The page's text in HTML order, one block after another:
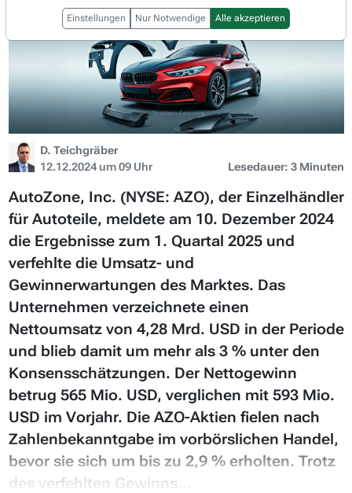
D. Teichgräber
12.12.2024 um 09 Uhr
Lesedauer: 3 Minuten
AutoZone, Inc. (NYSE: AZO), der Einzelhändler
für Autoteile, meldete am 10. Dezember 2024
die Ergebnisse zum 1. Quartal 2025 und
verfehlte die Umsatz- und
Gewinnerwartungen des Marktes. Das
Unternehmen verzeichnete einen
Nettoumsatz von 4,28 Mrd. USD in der Periode
und blieb damit um mehr als 3 % unter den
Konsensschätzungen. Der Nettogewinn
betrug 565 Mio. USD, verglichen mit 593 Mio.
USD im Vorjahr. Die AZO-Aktien fielen nach
Zahlenbekanntgabe im vorbörslichen Handel,
bevor sie sich um bis zu 2,9 % erholten. Trotz
des verfehlten Gewinns...
Einstellungen Nur Notwendige Alle akzeptieren